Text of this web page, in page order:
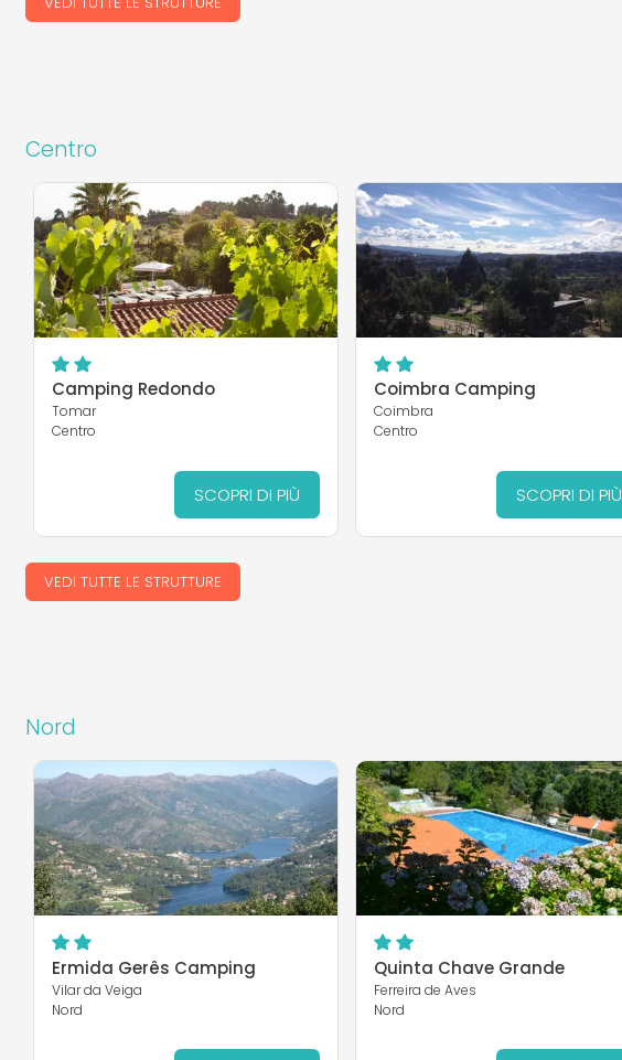
Centro
Camping Redondo
Tomar
Centro
SCOPRI DI PIÙ
Coimbra Camping
Coimbra
Centro
SCOPRI DI PIÙ
VEDI TUTTE LE STRUTTURE
Nord
Ermida Gerês Camping
Vilar da Veiga
Nord
Quinta Chave Grande
Ferreira de Aves
Nord